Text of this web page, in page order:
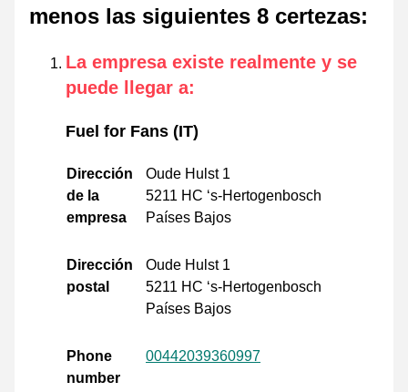
menos las siguientes 8 certezas:
La empresa existe realmente y se
puede llegar a:
Fuel for Fans (IT)
Dirección
de la
empresa
Oude Hulst 1
5211 HC ‘s-Hertogenbosch
Países Bajos
Dirección
postal
Oude Hulst 1
5211 HC ‘s-Hertogenbosch
Países Bajos
Phone
number
00442039360997